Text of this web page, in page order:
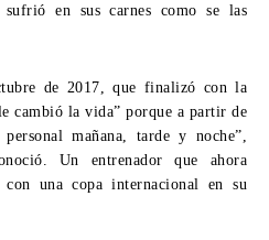
en sus carnes como se las
de 2017, que finalizó con la
cambió la vida” porque a partir de
personal mañana tarde y noche”,
Un entrenador que ahora
una copa internacional en su